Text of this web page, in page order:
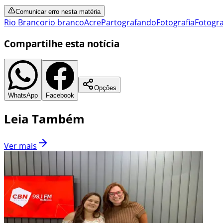
Comunicar erro nesta matéria
Rio Brancorio brancoAcrePartografandoFotografia
Compartilhe esta notícia
WhatsApp Facebook
Opções
Leia Também
Ver mais